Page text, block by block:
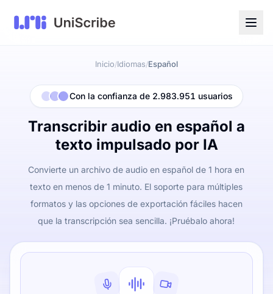
Inicio/Idiomas/Español
Con la confianza de 2.983.951 usuarios
Transcribir audio en español a
texto impulsado por IA
Convierte un archivo de audio en español de 1 hora en
texto en menos de 1 minuto. El soporte para múltiples
formatos y las opciones de exportación fáciles hacen
que la transcripción sea sencilla. ¡Pruébalo ahora!